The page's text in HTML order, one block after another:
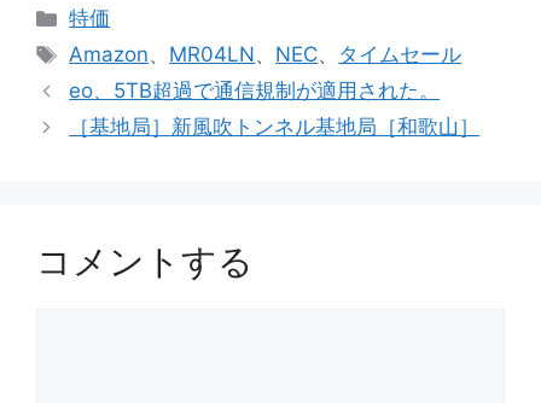
カ
テ
リ
ー
特価
タ
グ
Amazon、 MR04LN、 NEC、 タイムセール
eo、5TB超過で通信規制が適用された。
［基地局］新風吹トンネル基地局［和歌山］
コメントする